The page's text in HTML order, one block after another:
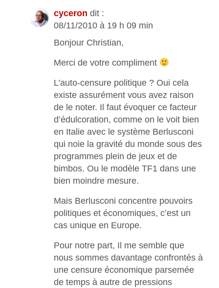
cyceron dit :
08/11/2010 à 19 h 09 min
Bonjour Christian,
Merci de votre compliment
L’auto-censure politique ? Oui cela
existe assurément vous avez raison
de le noter. Il faut évoquer ce facteur
d’édulcoration, comme on le voit bien
en Italie avec le système Berlusconi
qui noie la gravité du monde sous des
programmes plein de jeux et de
bimbos. Ou le modèle TF1 dans une
bien moindre mesure.
Mais Berlusconi concentre pouvoirs
politiques et économiques, c’est un
cas unique en Europe.
Pour notre part, Il me semble que
nous sommes davantage confrontés à
une censure économique parsemée
de temps à autre de pressions